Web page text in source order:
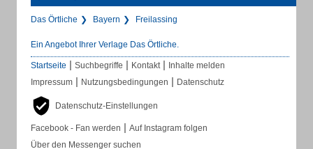
Das Örtliche Bayern Freilassing
Ein Angebot Ihrer Verlage Das Örtliche.
Startseite | Suchbegriffe | Kontakt | Inhalte melden
Impressum | Nutzungsbedingungen | Datenschutz
Datenschutz-Einstellungen
Facebook - Fan werden | Auf Instagram folgen
Über den Messenger suchen